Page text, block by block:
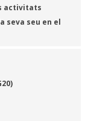
activitats
seva seu en el